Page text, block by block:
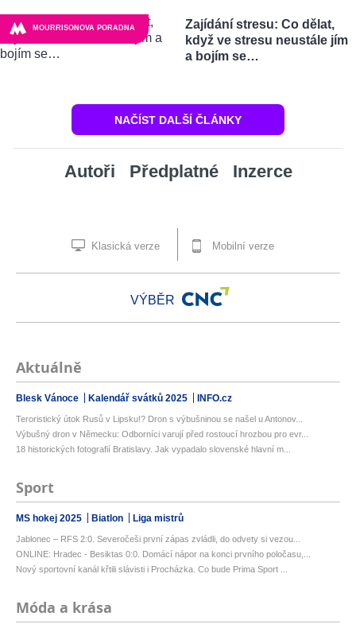
MOURRISONOVA PORADNA
Zajídání stresu: Co dělat,
když ve stresu neustále jím
a bojím se…
NAČÍST DALŠÍ ČLÁNKY
Autoři Předplatné Inzerce
Klasická verze Mobilní verze
VÝBĚR
Aktuálně
Blesk Vánoce Kalendář svátků 2025 INFO.cz
Teroristický útok Rusů v Lipsku!? Dron s výbušninou se našel u Antonov...
Výbušný dron v Německu: Odborníci varují před rostoucí hrozbou pro evr...
18 historických fotografií Bratislavy. Jak vypadalo slovenské hlavní m...
Sport
MS hokej 2025 Biatlon Liga mistrů
Jablonec – RFS 2:0. Severočeši první zápas zvládli, do odvety si vezou...
ONLINE: Hradec - Besiktas 0:0. Domácí nápor na konci prvního poločasu,...
Nový sportovní kanál křtili slávisti i Procházka. Co bude Prima Sport ...
Móda a krása